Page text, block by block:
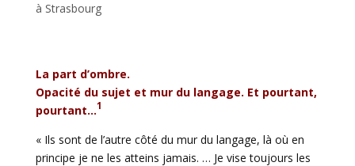
à Strasbourg
La part d’ombre.
Opacité du sujet et mur du langage. Et pourtant,
pourtant…1
« Ils sont de l’autre côté du mur du langage, là où en
principe je ne les atteins jamais. … Je vise toujours les